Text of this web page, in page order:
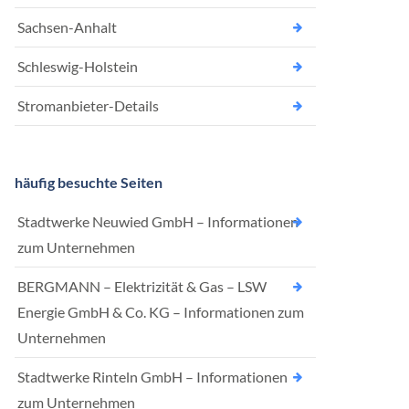
Sachsen-Anhalt
Schleswig-Holstein
Stromanbieter-Details
häufig besuchte Seiten
Stadtwerke Neuwied GmbH – Informationen
zum Unternehmen
BERGMANN – Elektrizität & Gas – LSW
Energie GmbH & Co. KG – Informationen zum
Unternehmen
Stadtwerke Rinteln GmbH – Informationen
zum Unternehmen